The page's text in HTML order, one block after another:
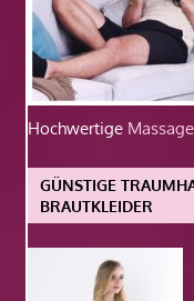
Hochwertige
GÜNSTIGE
BRAUTKLEIDER